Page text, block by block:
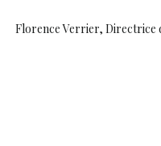
Florence Verrier, Directrice